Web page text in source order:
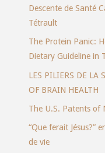
Descente de Santé
Tétrault
The Protein Panic:
Dietary Guideline in
LES PILIERS DE LA
OF BRAIN HEALTH
The U.S. Patents of
“Que ferait Jésus?”
de vie